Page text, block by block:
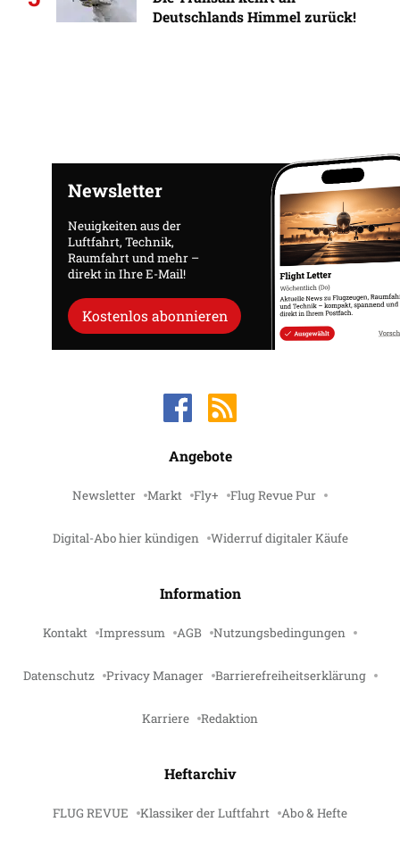
Deutschlands Himmel zurück!
Newsletter
Neuigkeiten aus der
Luftfahrt, Technik,
Raumfahrt und mehr –
direkt in Ihre E-Mail!
Kostenlos abonnieren
Angebote
Newsletter Markt Fly+ Flug Revue Pur
Digital-Abo hier kündigen Widerruf digitaler Käufe
Information
Kontakt Impressum AGB Nutzungsbedingungen
Datenschutz Privacy Manager Barrierefreiheitserklärung
Karriere Redaktion
Heftarchiv
FLUG REVUE Klassiker der Luftfahrt Abo & Hefte